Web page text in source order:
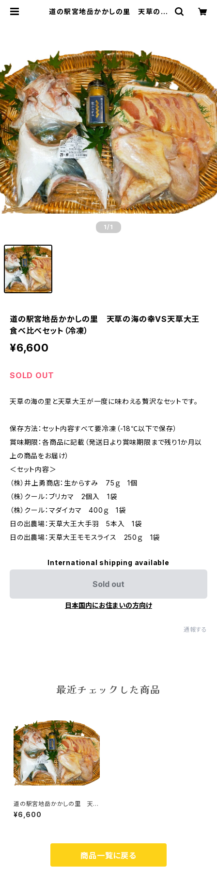
道の駅宮地岳かかしの里 天草の海
1 /1
道の駅宮地岳かかしの里 天草の海の幸VS天草大王
食べ比べセット（冷凍）
¥6,600
SOLD OUT
天草の海の里と天草大王が一度に味わえる贅沢なセットです。
保存方法：セット内容すべて要冷凍（-18℃以下で保存）
賞味期限：各商品に記載（発送日より賞味期限まで残り1か月以
上の商品をお届け）
＜セット内容＞
（株）井上勇商店：生からすみ 75ｇ 1個
（株）クール：ブリカマ 2個入 1袋
（株）クール：マダイカマ 400ｇ 1袋
日の出農場：天草大王大手羽 5本入 1袋
日の出農場：天草大王モモスライス 250ｇ 1袋
International shipping available
Sold out
日本国内にお住まいの方向け
通報する
最近チェックした商品
道の駅宮地岳かかしの里 天草
の海の幸VS天草大王食べ比べ
セット（冷凍）
¥6,600
商品一覧に戻る